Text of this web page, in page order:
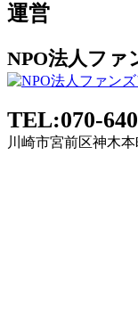
運営
NPO法人ファ
TEL:070-
川崎市宮前区神木本